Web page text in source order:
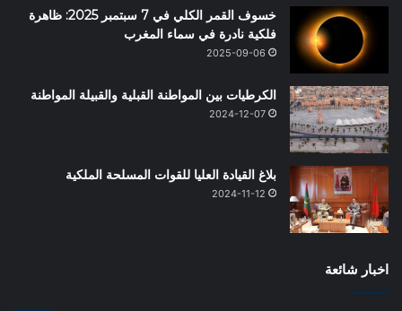
خسوف القمر الكلي في 7 سبتمبر 2025: ظاهرة
فلكية نادرة في سماء المغرب
2025-09-06
الكرطيات بين المواطنة القبلية والقبيلة المواطنة
2024-12-07
بلاغ القيادة العليا للقوات المسلحة الملكية
2024-11-12
اخبار شائعة